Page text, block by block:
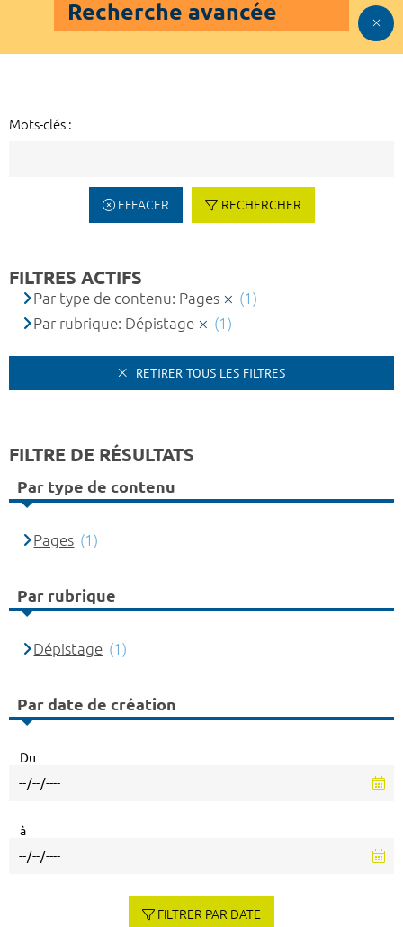
Recherche avancée
Mots-clés :
EFFACER RECHERCHER
FILTRES ACTIFS
Par type de contenu: Pages
(1)
Par rubrique: Dépistage
(1)
RETIRER TOUS LES FILTRES
FILTRE DE RÉSULTATS
Par type de contenu
Pages (1)
Par rubrique
Dépistage (1)
Par date de création
Du
à
FILTRER PAR DATE